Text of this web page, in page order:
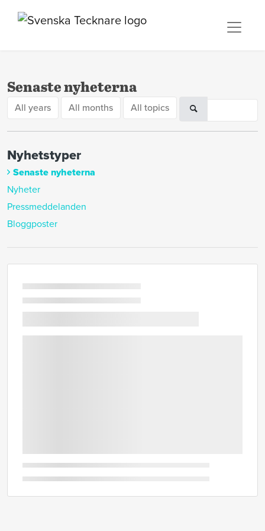
Senaste nyheterna
All years All months All topics
Nyhetstyper
Senaste nyheterna
Nyheter
Pressmeddelanden
Bloggposter